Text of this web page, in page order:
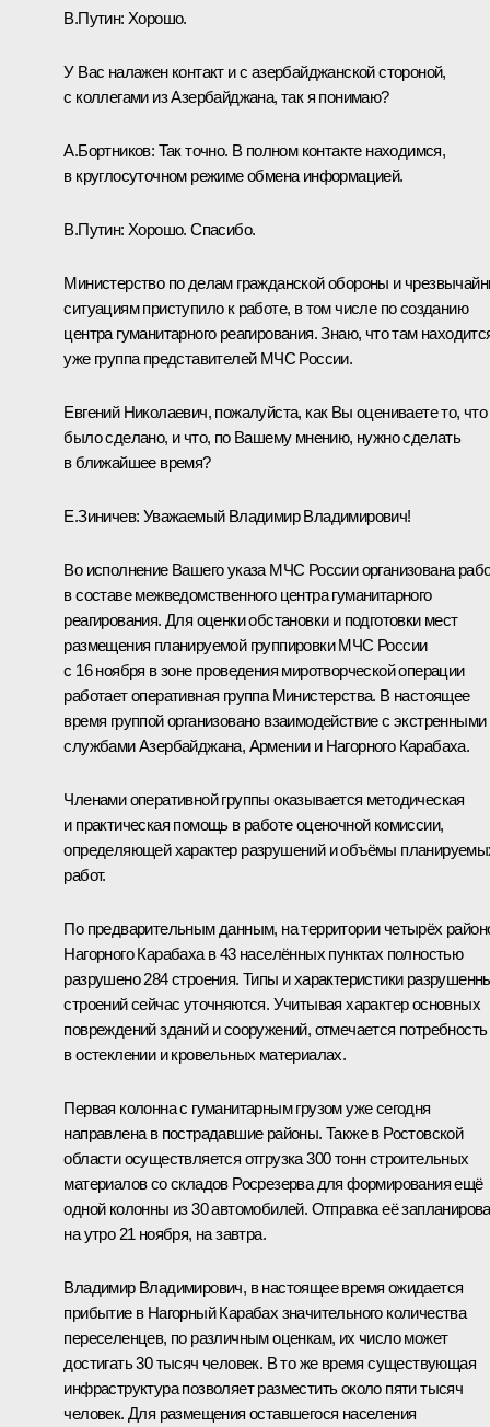
В.Путин: Хорошо.
У Вас налажен контакт и с азербайджанской стороной,
с коллегами из Азербайджана, так я понимаю?
А.Бортников: Так точно. В полном контакте находимся,
в круглосуточном режиме обмена информацией.
В.Путин: Хорошо. Спасибо.
Министерство по делам гражданской обороны и
ситуациям приступило к работе, в том числе по созданию
центра гуманитарного реагирования. Знаю, что там
уже группа представителей МЧС России.
Евгений Николаевич, пожалуйста, как Вы оцениваете то, что
было сделано, и что, по Вашему мнению, нужно сделать
в ближайшее время?
Е.Зиничев: Уважаемый Владимир Владимирович!
Во исполнение Вашего указа МЧС России организована
в составе межведомственного центра гуманитарного
реагирования. Для оценки обстановки и подготовки мест
размещения планируемой группировки МЧС России
с 16 ноября в зоне проведения миротворческой операции
работает оперативная группа Министерства. В настоящее
время группой организовано взаимодействие с экстренными
службами Азербайджана, Армении и Нагорного Карабаха.
Членами оперативной группы оказывается методическая
и практическая помощь в работе оценочной комиссии,
определяющей характер разрушений и объёмы
работ.
По предварительным данным, на территории четырёх
Нагорного Карабаха в 43 населённых пунктах полностью
разрушено 284 строения. Типы и характеристики
строений сейчас уточняются. Учитывая характер основных
повреждений зданий и сооружений, отмечается потребность
в остеклении и кровельных материалах.
Первая колонна с гуманитарным грузом уже сегодня
направлена в пострадавшие районы. Также в Ростовской
области осуществляется отгрузка 300 тонн строительных
материалов со складов Росрезерва для формирования ещё
одной колонны из 30 автомобилей. Отправка её
на утро 21 ноября, на завтра.
Владимир Владимирович, в настоящее время ожидается
прибытие в Нагорный Карабах значительного количества
переселенцев, по различным оценкам, их число может
достигать 30 тысяч человек. В то же время существующая
инфраструктура позволяет разместить около пяти тысяч
человек. Для размещения оставшегося населения